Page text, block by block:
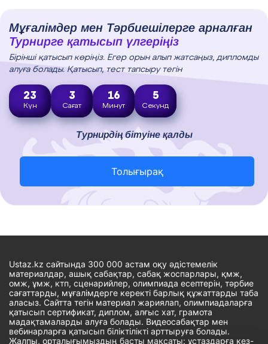
Мұғалімдер мен Тәрбиешілерге арналған
Турнирге қатысып үлгеріңіз
Бірінші қатысып көріңіз. Егер орын алып жатсаңыз, дипломды
алуға болады. Қатысып, тест тапсыру тегін
23
Күн
3
Сағат
16
Минут
4
Секунд
Турнирдің бітуіне қалды
Толығырақ
Ustaz.kz сайтында 300 000 астам оқу әдістемелік
материалдар, ашық сабақтар, сабақ жоспарлары, қмж,
омж, ұмж, ктп, сценарийлер, олимпиада есептерін, тәрбие
сағаттарды, мұғалімдерге керекті барлық құжаттарды таба
аласыз. Сайтта тегін материал жариялап, олимпиадаларға
қатысып сертификат, диплом, алғыс хат, грамота
мадақтамаларды алуға болады. Видеосабақтар мен
вебинарларға қатысып біліктілікті арттыруға болады.
Жалпы, орталығымыздың басты мақсаты: ұстаздарға кез-